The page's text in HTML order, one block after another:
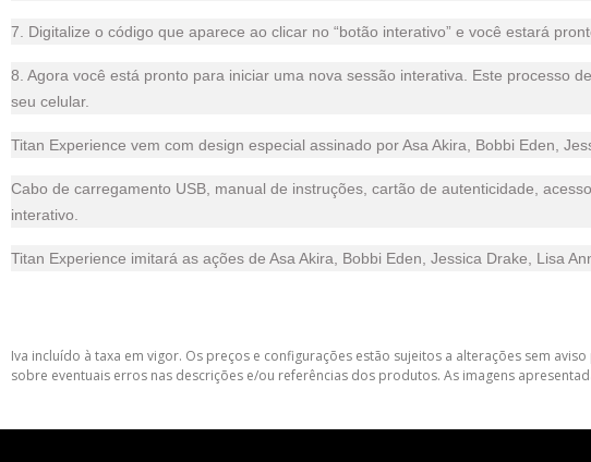
7. Digitalize o código que aparece ao clicar no “botão interativo” e você estará
8. Agora você está pronto para iniciar uma nova sessão interativa. Este processo
seu celular.
Titan Experience vem com design especial assinado por Asa Akira, Bobbi Eden,
Cabo de carregamento USB, manual de instruções, cartão de autenticidade,
interativo.
Titan Experience imitará as ações de Asa Akira, Bobbi Eden, Jessica Drake, Lisa
Iva incluído à taxa em vigor. Os preços e configurações estão sujeitos a alterações sem
sobre eventuais erros nas descrições e/ou referências dos produtos. As imagens